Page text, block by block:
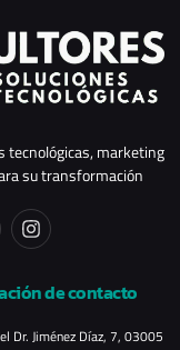
tecnológicas, marketing
su transformación
de contacto
Dr. Jiménez Díaz, 7, 03005